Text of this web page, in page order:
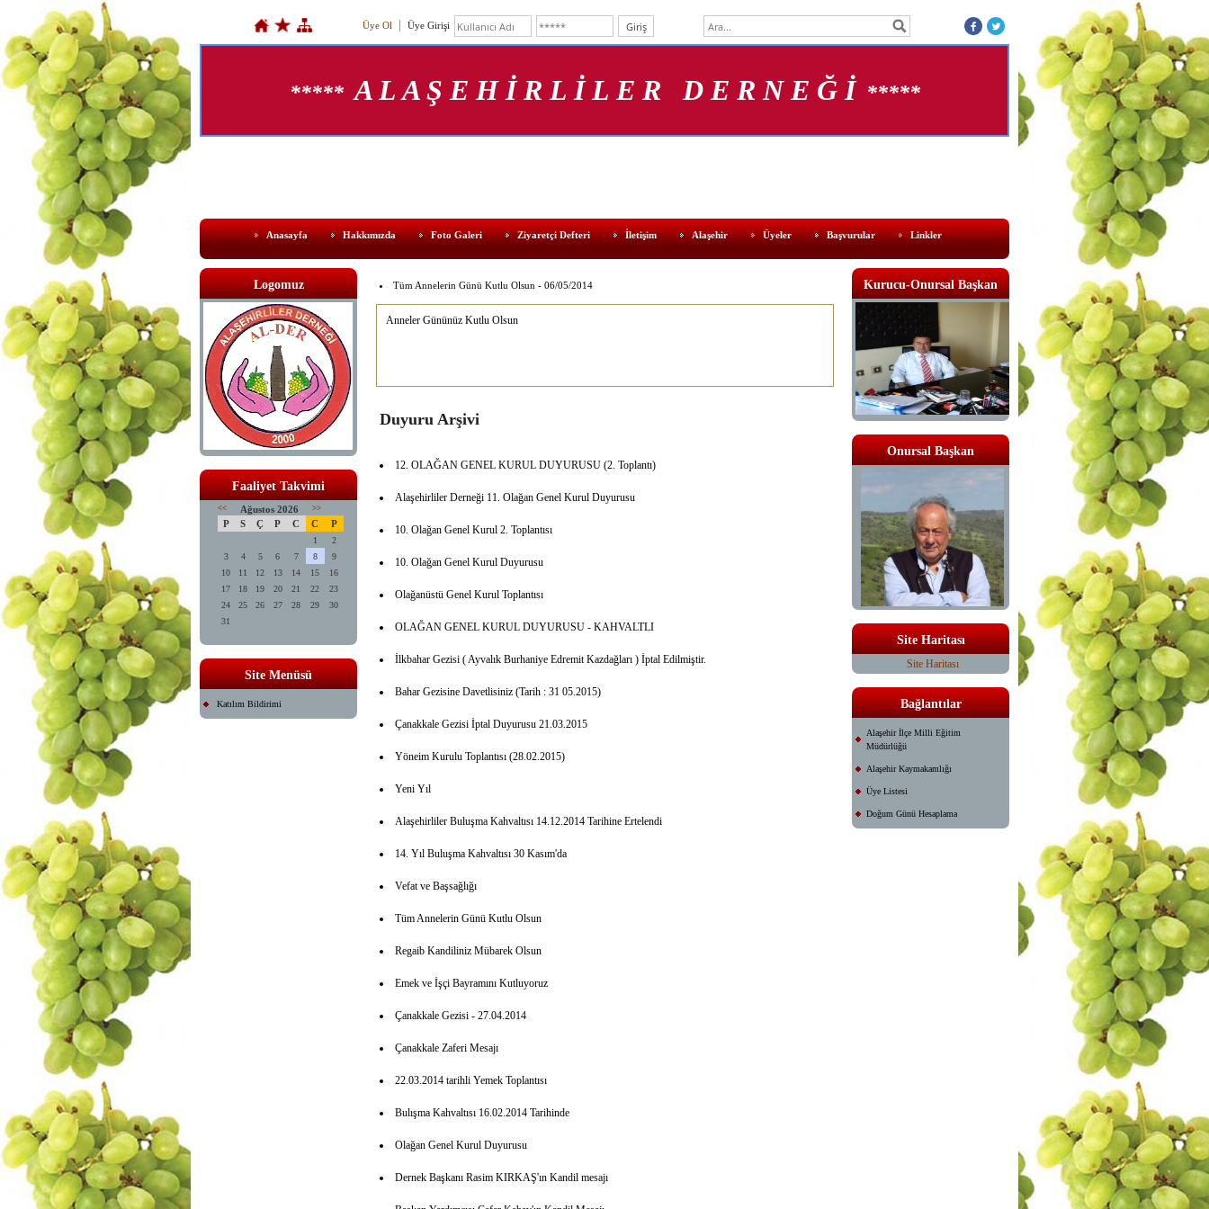
Üye Ol Üye Girişi
*****A L A Ş E H İ R L İ L E R D E R N E Ğ İ *****
Anasayfa Hakkımızda Foto Galeri Ziyaretçi Defteri İletişim Alaşehir Üyeler Başvurular Linkler
Logomuz
Faaliyet Takvimi
<< Ağustos 2026 >>
P S Ç P C C P
1
2
3
4 5 6 7 8
9
10
11 12 13 14 15
16
17
18 19 20 21 22
23
24
25 26 27 28 29
30
31
Site Menüsü
Katılım Bildirimi
Tüm Annelerin Günü Kutlu Olsun - 06/05/2014
Anneler Gününüz Kutlu Olsun
Duyuru Arşivi
12. OLAĞAN GENEL KURUL DUYURUSU (2. Toplantı)
Alaşehirliler Derneği 11. Olağan Genel Kurul Duyurusu
10. Olağan Genel Kurul 2. Toplantısı
10. Olağan Genel Kurul Duyurusu
Olağanüstü Genel Kurul Toplantısı
OLAĞAN GENEL KURUL DUYURUSU - KAHVALTLI
İlkbahar Gezisi ( Ayvalık Burhaniye Edremit Kazdağları ) İptal Edilmiştir.
Bahar Gezisine Davetlisiniz (Tarih : 31 05.2015)
Çanakkale Gezisi İptal Duyurusu 21.03.2015
Yöneim Kurulu Toplantısı (28.02.2015)
Yeni Yıl
Alaşehirliler Buluşma Kahvaltısı 14.12.2014 Tarihine Ertelendi
14. Yıl Buluşma Kahvaltısı 30 Kasım'da
Vefat ve Başsağlığı
Tüm Annelerin Günü Kutlu Olsun
Regaib Kandiliniz Mübarek Olsun
Emek ve İşçi Bayramını Kutluyoruz
Çanakkale Gezisi - 27.04.2014
Çanakkale Zaferi Mesajı
22.03.2014 tarihli Yemek Toplantısı
Bulışma Kahvaltısı 16.02.2014 Tarihinde
Olağan Genel Kurul Duyurusu
Dernek Başkanı Rasim KIRKAŞ'ın Kandil mesajı
Kurucu-Onursal Başkan
Onursal Başkan
Site Haritası
Site Haritası
Bağlantılar
Alaşehir İlçe Milli Eğitim
Müdürlüğü
Alaşehir Kaymakamlığı
Üye Listesi
Doğum Günü Hesaplama